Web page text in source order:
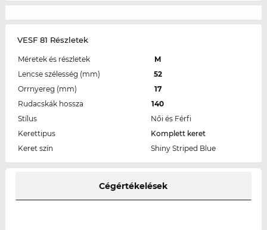
VESF 81 Részletek
Méretek és részletek
M
Lencse szélesség (mm)
52
Orrnyereg (mm)
17
Rudacskák hossza
140
Stílus
Női és Férfi
Kerettipus
Komplett keret
Keret szín
Shiny Striped Blue
Cégértékelések